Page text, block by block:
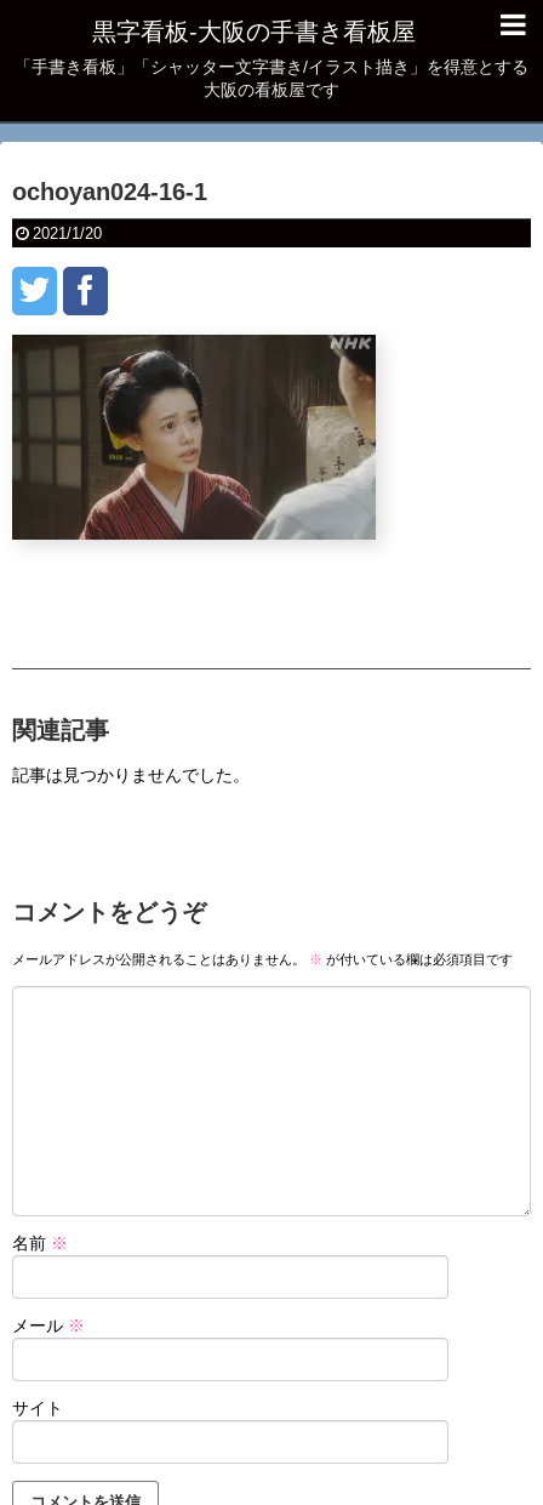
黒字看板‐大阪の手書き看板屋
「手書き看板」「シャッター文字書き/イラスト描き」を得意とする
大阪の看板屋です
ochoyan024-16-1
2021/1/20
関連記事
記事は見つかりませんでした。
コメントをどうぞ
メールアドレスが公開されることはありません。 ※ が付いている欄は必須項目です
名前 ※
メール ※
サイト